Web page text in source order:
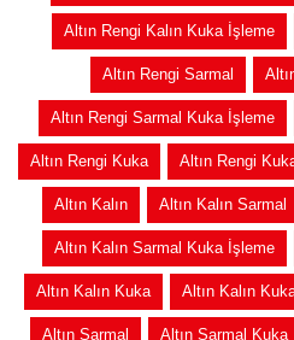
Altın Rengi Kalın Kuka İşleme
Altın Rengi Sarmal
Altın Rengi Sarmal Kuka İşleme
Altın Rengi Kuka Altın Rengi
Altın Kalın Altın Kalın Sarmal
Altın Kalın Sarmal Kuka İşleme
Altın Kalın Kuka Altın Kalın
Altın Sarmal Altın Sarmal Kuka